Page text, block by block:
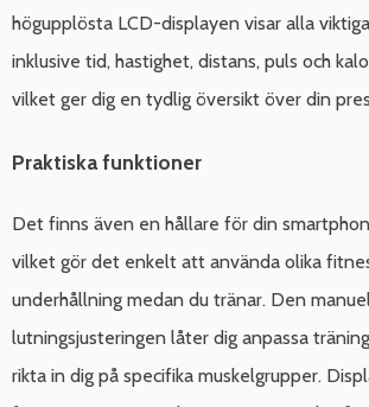
högupplösta LCD-displayen visar alla
inklusive tid, hastighet, distans, puls och
vilket ger dig en tydlig översikt över din
Praktiska funktioner
Det finns även en hållare för din
vilket gör det enkelt att använda olika
underhållning medan du tränar. Den
lutningsjusteringen låter dig anpassa
rikta in dig på specifika muskelgrupper.